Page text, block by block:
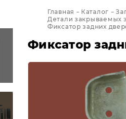
Главная Каталог
Детали закрываемых
Фиксатор задних
Фиксатор